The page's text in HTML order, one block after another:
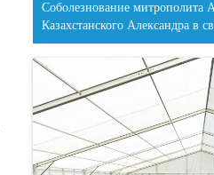
Соболезнование митрополита
Казахстанского Александра в